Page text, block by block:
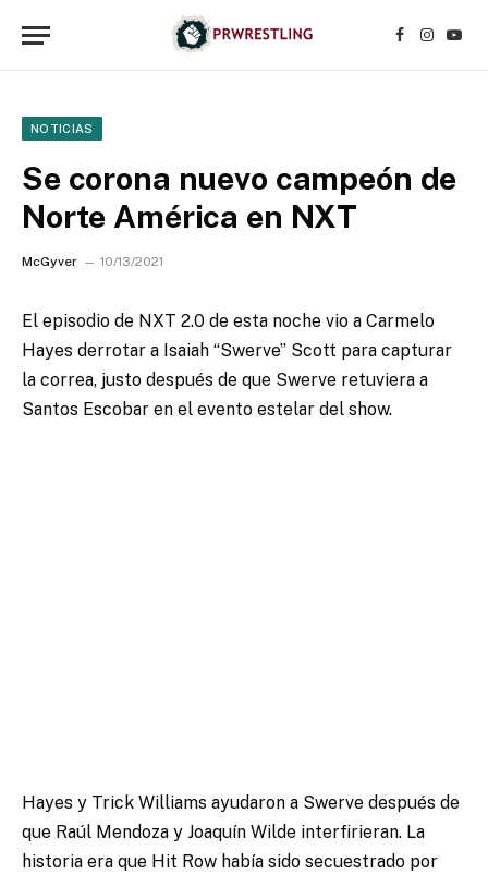
Facebook
NOTICIAS
Se corona nuevo campeón de
Norte América en NXT
McGyver 10/13/2021
El episodio de NXT 2.0 de esta noche vio a Carmelo
Hayes derrotar a Isaiah “Swerve” Scott para capturar
la correa, justo después de que Swerve retuviera a
Santos Escobar en el evento estelar del show.
Hayes y Trick Williams ayudaron a Swerve después de
que Raúl Mendoza y Joaquín Wilde interfirieran. La
historia era que Hit Row había sido secuestrado por